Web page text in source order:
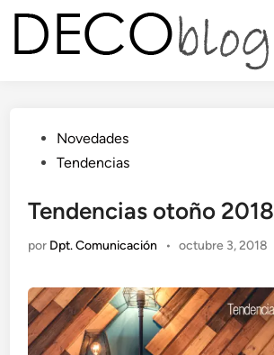
Saltar
contenido
Publicado
en
Novedades
Tendencias
Tendencias otoño 2018
por Dpt. Comunicación • octubre 3, 2018